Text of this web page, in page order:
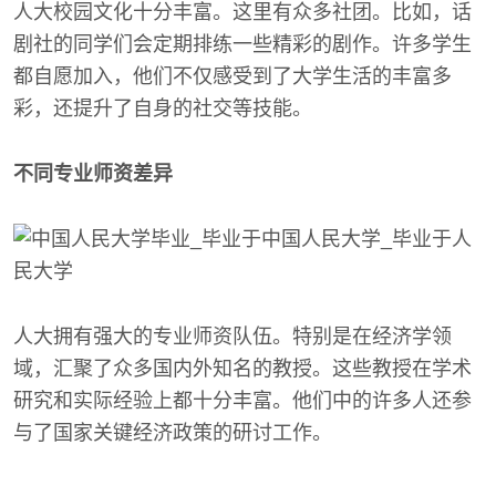
人大校园文化十分丰富。这里有众多社团。比如，话
剧社的同学们会定期排练一些精彩的剧作。许多学生
都自愿加入，他们不仅感受到了大学生活的丰富多
彩，还提升了自身的社交等技能。
不同专业师资差异
人大拥有强大的专业师资队伍。特别是在经济学领
域，汇聚了众多国内外知名的教授。这些教授在学术
研究和实际经验上都十分丰富。他们中的许多人还参
与了国家关键经济政策的研讨工作。